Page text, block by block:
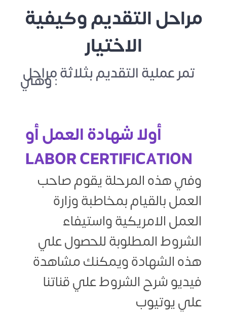
مراحل التقديم وكيفية
الاختيار
وهي :
أولا شهادة العمل أو
LABOR CERTIFICATION
وفي هذه المرحلة يقوم صاحب
العمل بالقيام بمخاطبة وزارة
العمل الامريكية واستيفاء
الشروط المطلوبة للحصول علي
هذه الشهادة ويمكنك مشاهدة
فيديو شرح الشروط علي قناتنا
علي يوتيوب